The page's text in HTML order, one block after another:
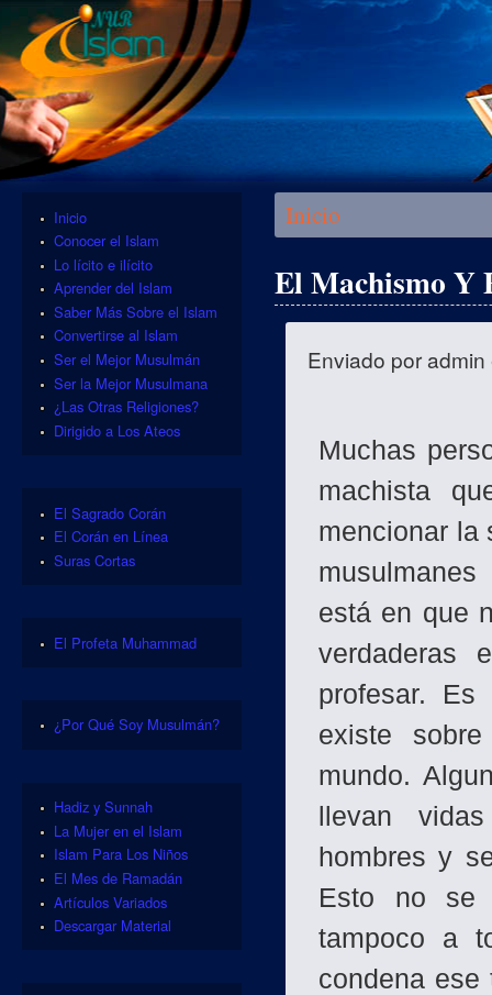
Se encuentra usted aquí
Inicio
El Machismo Y
Enviado poradmin
Muchas
machista
mencionar la
está en que
verdaderas
profesar.
existe
mundo.
llevan
hombres y
Esto no se
tampoco a
condena
Inicio
Conocer el Islam
Lo lícito e ilícito
Aprender del Islam
Saber Más Sobre el Islam
Convertirse al Islam
Ser el Mejor Musulmán
Ser la Mejor Musulmana
¿Las Otras Religiones?
Dirigido a Los Ateos
El Sagrado Corán
El Corán en Línea
Suras Cortas
El Profeta Muhammad
¿Por Qué Soy Musulmán?
Hadiz y Sunnah
La Mujer en el Islam
Islam Para Los Niños
El Mes de Ramadán
Artículos Variados
Descargar Material